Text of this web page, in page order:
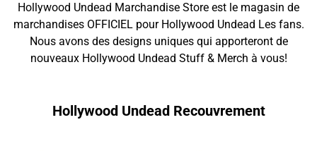
Hollywood Undead Marchandise Store est le magasin de
marchandises OFFICIEL pour Hollywood Undead Les fans.
Nous avons des designs uniques qui apporteront de
nouveaux Hollywood Undead Stuff & Merch à vous!
Hollywood Undead Recouvrement